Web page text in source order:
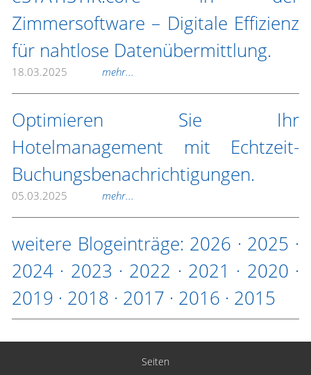
Zimmersoftware – Digitale Effizienz
für nahtlose Datenübermittlung.
18.03.2025 mehr...
Optimieren Sie Ihr
Hotelmanagement mit Echtzeit-
Buchungsbenachrichtigungen.
05.03.2025 mehr...
weitere Blogeinträge: 2026 · 2025 ·
2024 · 2023 · 2022 · 2021 · 2020 ·
2019 · 2018 · 2017 · 2016 · 2015
Seiten